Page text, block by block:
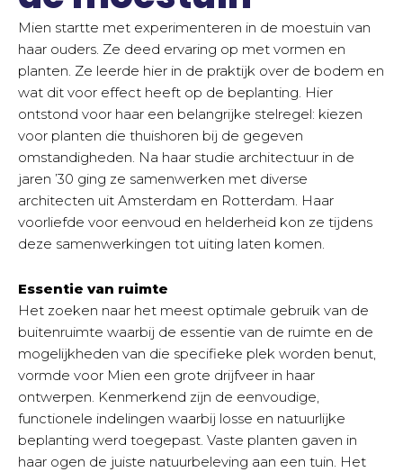
Mien startte met experimenteren in de moestuin van
haar ouders. Ze deed ervaring op met vormen en
planten. Ze leerde hier in de praktijk over de bodem en
wat dit voor effect heeft op de beplanting. Hier
ontstond voor haar een belangrijke stelregel: kiezen
voor planten die thuishoren bij de gegeven
omstandigheden. Na haar studie architectuur in de
jaren ’30 ging ze samenwerken met diverse
architecten uit Amsterdam en Rotterdam. Haar
voorliefde voor eenvoud en helderheid kon ze tijdens
deze samenwerkingen tot uiting laten komen.
Essentie van ruimte
Het zoeken naar het meest optimale gebruik van de
buitenruimte waarbij de essentie van de ruimte en de
mogelijkheden van die specifieke plek worden benut,
vormde voor Mien een grote drijfveer in haar
ontwerpen. Kenmerkend zijn de eenvoudige,
functionele indelingen waarbij losse en natuurlijke
beplanting werd toegepast. Vaste planten gaven in
haar ogen de juiste natuurbeleving aan een tuin. Het